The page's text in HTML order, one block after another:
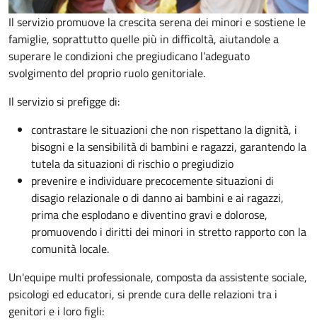
Il servizio promuove la crescita serena dei minori e sostiene le
famiglie, soprattutto quelle più in difficoltà, aiutandole a
superare le condizioni che pregiudicano l’adeguato
svolgimento del proprio ruolo genitoriale.
Il servizio si prefigge di:
contrastare le situazioni che non rispettano la dignità, i
bisogni e la sensibilità di bambini e ragazzi, garantendo la
tutela da situazioni di rischio o pregiudizio
prevenire e individuare precocemente situazioni di
disagio relazionale o di danno ai bambini e ai ragazzi,
prima che esplodano e diventino gravi e dolorose,
promuovendo i diritti dei minori in stretto rapporto con la
comunità locale.
Un'equipe multi professionale, composta da assistente sociale,
psicologi ed educatori, si prende cura delle relazioni tra i
genitori e i loro figli: